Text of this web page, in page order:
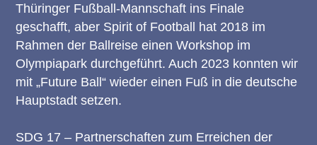
Thüringer Fußball-Mannschaft ins Finale
geschafft, aber Spirit of Football hat 2018 im
Rahmen der Ballreise einen Workshop im
Olympiapark durchgeführt. Auch 2023 konnten wir
mit „Future Ball“ wieder einen Fuß in die deutsche
Hauptstadt setzen.
SDG 17 – Partnerschaften zum Erreichen der